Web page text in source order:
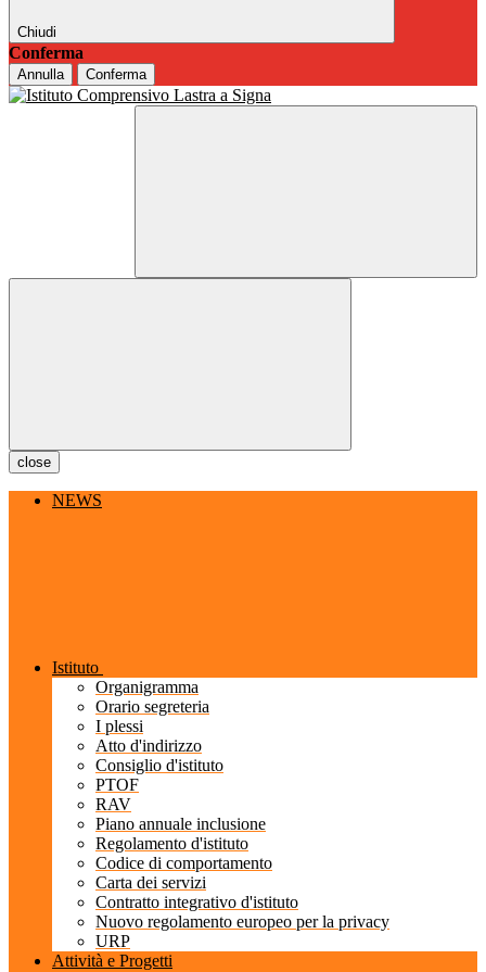
Chiudi
Conferma
Annulla Conferma
close
NEWS
Istituto
Organigramma
Orario segreteria
I plessi
Atto d'indirizzo
Consiglio d'istituto
PTOF
RAV
Piano annuale inclusione
Regolamento d'istituto
Codice di comportamento
Carta dei servizi
Contratto integrativo d'istituto
Nuovo regolamento europeo per la privacy
URP
Attività e Progetti